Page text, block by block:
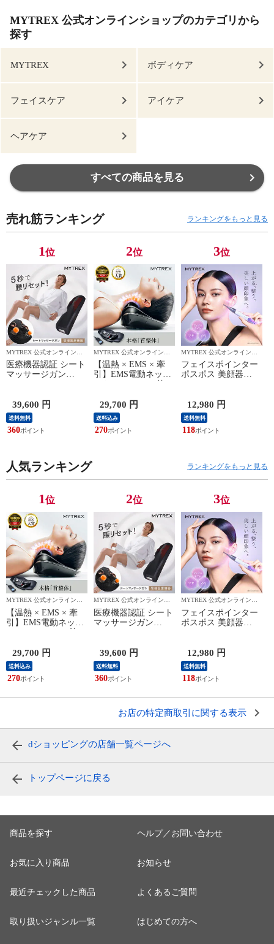
MYTREX 公式オンラインショップのカテゴリから
探す
MYTREX ボディケア
フェイスケア アイケア
ヘアケア
すべての商品を見る
売れ筋ランキング ランキングをもっと見る
1位
MYTREX 公式オンラインシ
ョップ
医療機器認証 シート
マッサージガン
み 背中 肩甲骨 コリ
マッサージシート 強
力 電動 マッサージ
ャー 筋肉 ほぐし ス
身ケア マイトレック
ス リバイブ シート
39,600 円
送料無料
360
2位
MYTREX 公式オンラインシ
ョップ
【温熱 × EMS × 牽
引】EMS電動ネック
MYTREX MEDI
NECK マッサージ機
寝ながら ストレート
ネック ストレッチ
29,700 円
送料込み
270
3位
MYTREX 公式オンラインシ
ョップ
フェイスポインター
ポスポス 美顔器
ジガン リフトアップ
もたつき エイジング
ケア ほうれい線 ハ
リ 頭皮 デコルテ フ
ース
12,980 円
送料無料
118
人気ランキング ランキングをもっと見る
1位
MYTREX 公式オンラインシ
ョップ
【温熱 × EMS × 牽
引】EMS電動ネック
ストレッチャー 首
MYTREX MEDI
NECK マッサージ機
寝ながら ストレート
ネック ストレッチ
解消 グッズ ボタン
29,700 円
送料込み
270
2位
MYTREX 公式オンラインシ
ョップ
医療機器認証 シート
マッサージガン
み 背中 肩甲骨 コリ
マッサージシート 強
力 電動 マッサージ
ャー 筋肉 ほぐし ス
リラックス 男女 全
身ケア マイトレック
ス リバイブ シート
39,600 円
送料無料
360
3位
MYTREX 公式オンラインシ
ョップ
フェイスポインター
ポスポス 美顔器
ジガン リフトアップ
もたつき エイジング
ケア ほうれい線 ハ
リ 頭皮 デコルテ フ
ポインター 筋膜リリ
ース
12,980 円
送料無料
118
お店の特定商取引に関する表示
dショッピングの店舗一覧ページへ
トップページに戻る
商品を探す
お気に入り商品
最近チェックした商品
取り扱いジャンル一覧
ヘルプ／お問い合わせ
お知らせ
よくあるご質問
はじめての方へ